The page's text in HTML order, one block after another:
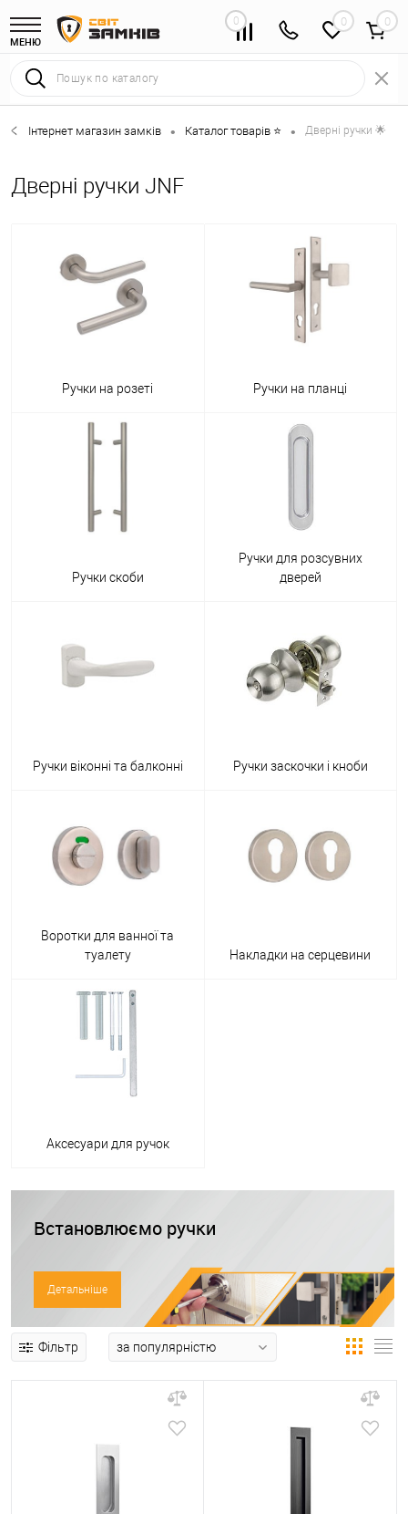
МЕНЮ
0 0
Інтернет магазин замків • Каталог товарів ⭐ • Дверні ручки 🌟
Дверні ручки JNF
Ручки на розеті Ручки на планці
Ручки скоби
Ручки для розсувних
дверей
Ручки віконні та балконні Ручки заскочки і кноби
Воротки для ванної та
туалету
Накладки на серцевини
Аксесуари для ручок
Встановлюємо ручки
Детальніше
Фільтр